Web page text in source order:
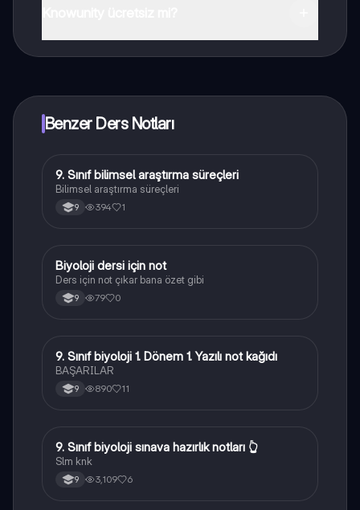
Benzer Ders Notları
Biyoloji
9. Sınıf bilimsel araştırma süreçleri
Bilimsel araştırma süreçleri
9 394 1
Biyoloji
Biyoloji dersi için not
Ders için not çıkar bana özet gibi
9 79 0
Biyoloji
9. Sınıf biyoloji 1. Dönem 1. Yazılı not kağıdı
BAŞARILAR
9 890 11
Biyoloji
9. Sınıf biyoloji sınava hazırlık notları 👆
Slm knk
9 3,109 6